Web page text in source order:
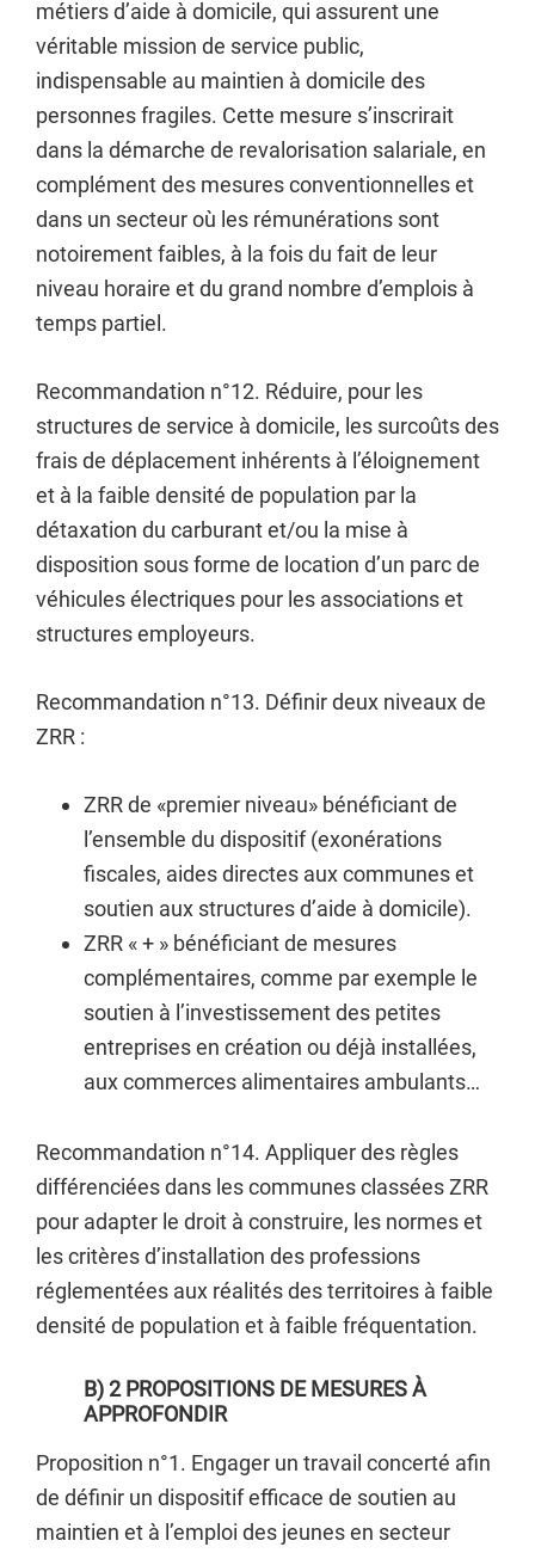
métiers d’aide à domicile, qui assurent une
véritable mission de service public,
indispensable au maintien à domicile des
personnes fragiles. Cette mesure s’inscrirait
dans la démarche de revalorisation salariale, en
complément des mesures conventionnelles et
dans un secteur où les rémunérations sont
notoirement faibles, à la fois du fait de leur
niveau horaire et du grand nombre d’emplois à
temps partiel.
Recommandation n°12. Réduire, pour les
structures de service à domicile, les surcoûts des
frais de déplacement inhérents à l’éloignement
et à la faible densité de population par la
détaxation du carburant et/ou la mise à
disposition sous forme de location d’un parc de
véhicules électriques pour les associations et
structures employeurs.
Recommandation n°13. Définir deux niveaux de
ZRR :
ZRR de «premier niveau» bénéficiant de
l’ensemble du dispositif (exonérations
fiscales, aides directes aux communes et
soutien aux structures d’aide à domicile).
ZRR « + » bénéficiant de mesures
complémentaires, comme par exemple le
soutien à l’investissement des petites
entreprises en création ou déjà installées,
aux commerces alimentaires ambulants…
Recommandation n°14. Appliquer des règles
différenciées dans les communes classées ZRR
pour adapter le droit à construire, les normes et
les critères d’installation des professions
réglementées aux réalités des territoires à faible
densité de population et à faible fréquentation.
B) 2 PROPOSITIONS DE MESURES À
APPROFONDIR
Proposition n°1. Engager un travail concerté afin
de définir un dispositif efficace de soutien au
maintien et à l’emploi des jeunes en secteur